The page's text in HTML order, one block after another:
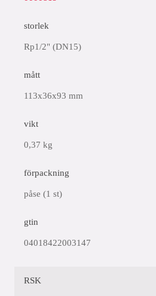
storlek
Rp1/2" (DN15)
mått
113x36x93 mm
vikt
0,37 kg
förpackning
påse (1 st)
gtin
04018422003147
RSK